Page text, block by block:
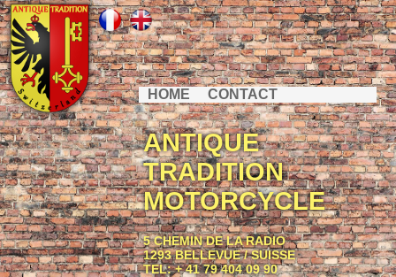
HOME CONTACT
ANTIQUE
TRADITION
MOTORCYCLE
5 CHEMIN DE LA RADIO
1293 BELLEVUE / SUISSE
TEL: + 41 79 404 09 90